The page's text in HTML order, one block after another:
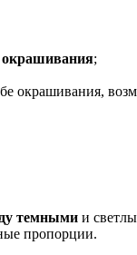
окрашивания;
окрашивания,
темными и
пропорции.